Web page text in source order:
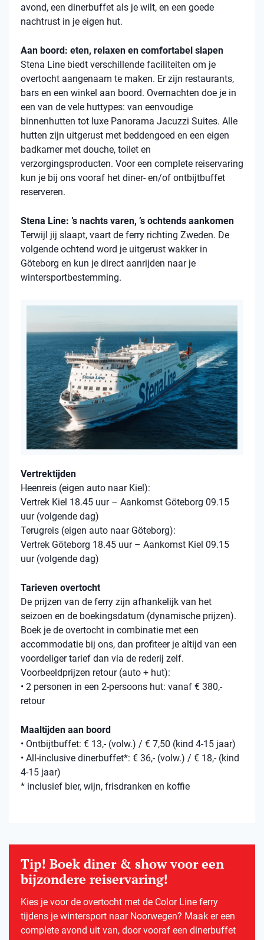
avond, een dinerbuffet als je wilt, en een goede
nachtrust in je eigen hut.
Aan boord: eten, relaxen en comfortabel slapen
Stena Line biedt verschillende faciliteiten om je
overtocht aangenaam te maken. Er zijn restaurants,
bars en een winkel aan boord. Overnachten doe je in
een van de vele huttypes: van eenvoudige
binnenhutten tot luxe Panorama Jacuzzi Suites. Alle
hutten zijn uitgerust met beddengoed en een eigen
badkamer met douche, toilet en
verzorgingsproducten. Voor een complete reiservaring
kun je bij ons vooraf het diner- en/of ontbijtbuffet
reserveren.
Stena Line: ’s nachts varen, ’s ochtends aankomen
Terwijl jij slaapt, vaart de ferry richting Zweden. De
volgende ochtend word je uitgerust wakker in
Göteborg en kun je direct aanrijden naar je
wintersportbestemming.
Vertrektijden
Heenreis (eigen auto naar Kiel):
Vertrek Kiel 18.45 uur – Aankomst Göteborg 09.15
uur (volgende dag)
Terugreis (eigen auto naar Göteborg):
Vertrek Göteborg 18.45 uur – Aankomst Kiel 09.15
uur (volgende dag)
Tarieven overtocht
De prijzen van de ferry zijn afhankelijk van het
seizoen en de boekingsdatum (dynamische prijzen).
Boek je de overtocht in combinatie met een
accommodatie bij ons, dan profiteer je altijd van een
voordeliger tarief dan via de rederij zelf.
Voorbeeldprijzen retour (auto + hut):
• 2 personen in een 2-persoons hut: vanaf € 380,-
retour
Maaltijden aan boord
• Ontbijtbuffet: € 13,- (volw.) / € 7,50 (kind 4-15 jaar)
• All-inclusive dinerbuffet*: € 36,- (volw.) / € 18,- (kind
4-15 jaar)
* inclusief bier, wijn, frisdranken en koffie
Tip! Boek diner & show voor een
bijzondere reiservaring!
Kies je voor de overtocht met de Color Line ferry
tijdens je wintersport naar Noorwegen? Maak er een
complete avond uit van, door vooraf een dinerbuffet